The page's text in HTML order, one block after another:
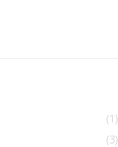
(1)
(3)